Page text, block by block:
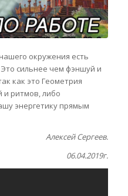
окружения есть
сильнее чем фэншуй и
как это Геометрия
и ритмов, либо
энергетику прямым
Алексей Сергеев.
06.04.2019г.